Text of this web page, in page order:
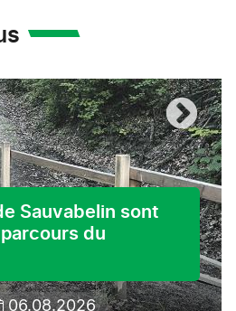
Sauvabelin sont
du
06.08.2026